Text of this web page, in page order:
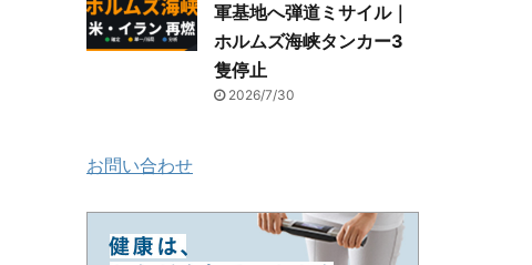
軍基地へ弾道ミサイル｜
ホルムズ海峡タンカー3
隻停止
2026/7/30
お問い合わせ